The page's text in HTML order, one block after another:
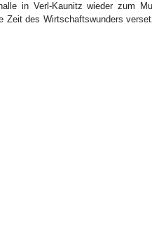
in Verl-Kaunitz wieder zum
Zeit des Wirtschaftswunders